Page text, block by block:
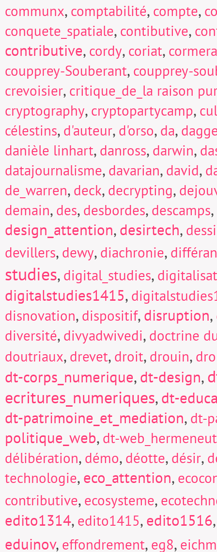
communx, comptabilité, compte,
conquete_spatiale, contibutive,
contributive, cordy, coriat,
coupprey-Souberant, coupprey-
crevoisier, critique_de_la raison
cryptography, cryptopartycamp,
célestins, d'auteur, d'orso, da,
danièle linhart, danross, darwin,
datajournalisme, davarian, david,
de_warren, deck, decrypting,
demain, des, desbordes, descamps,
design_attention,desirtech,
devillers, dewy, diachronie,
studies, digital_studies,
digitalstudies1415,
disnovation, dispositif,disruption,
diversité, divyadwivedi, doctrine
doutriaux, drevet, droit, drouin,
dt-corps_numerique,dt-design,
ecritures_numeriques,dt-
dt-patrimoine_et_mediation, dt-
politique_web, dt-
délibération, démo, déotte, désir,
technologie,eco_attention,
contributive, ecosysteme,
edito1314, edito1415,edito1516
eduinov, effondrement, eg8,